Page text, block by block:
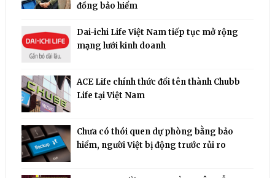
đồng bảo hiểm
Dai-ichi Life Việt Nam tiếp tục mở rộng
mạng lưới kinh doanh
ACE Life chính thức đổi tên thành Chubb
Life tại Việt Nam
Chưa có thói quen dự phòng bằng bảo
hiểm, người Việt bị động trước rủi ro